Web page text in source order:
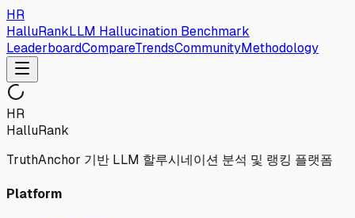
HR
HalluRankLLM Hallucination Benchmark
LeaderboardCompareTrendsCommunityMethodology
HR
HalluRank
TruthAnchor 기반 LLM 할루시네이션 분석 및 랭킹 플랫폼
Platform